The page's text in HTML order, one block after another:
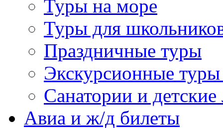
Туры на море
Туры для
Праздничные туры
Экскурсионные
Санатории и детские
Авиа и ж/д билеты